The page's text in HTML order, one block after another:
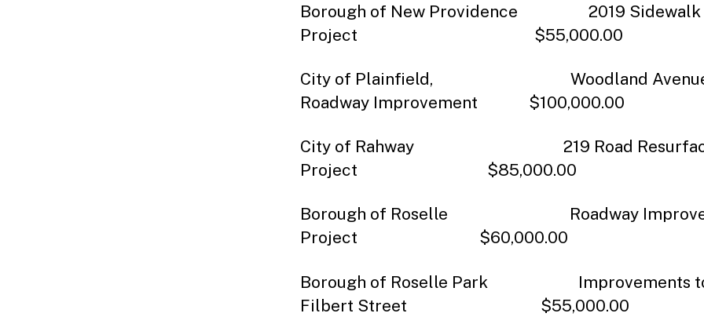
Borough of New Providence 2019 Sidewalk
Project $55,000.00
City of Plainfield, Woodland
Roadway Improvement $100,000.00
City of Rahway 219 Road
Project $85,000.00
Borough of Roselle Roadway
Project $60,000.00
Borough of Roselle Park Improvements
Filbert Street $55,000.00